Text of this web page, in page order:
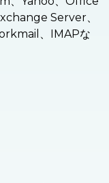
Server、
、IMAPな